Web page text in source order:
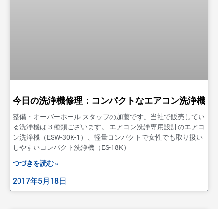
今日の洗浄機修理：コンパクトなエアコン洗浄機
整備・オーバーホール スタッフの加藤です。当社で販売してい
る洗浄機は３種類ございます。 エアコン洗浄専用設計のエアコ
ン洗浄機（ESW-30K-1）、軽量コンパクトで女性でも取り扱い
しやすいコンパクト洗浄機（ES-18K）
つづきを読む »
2017年5月18日